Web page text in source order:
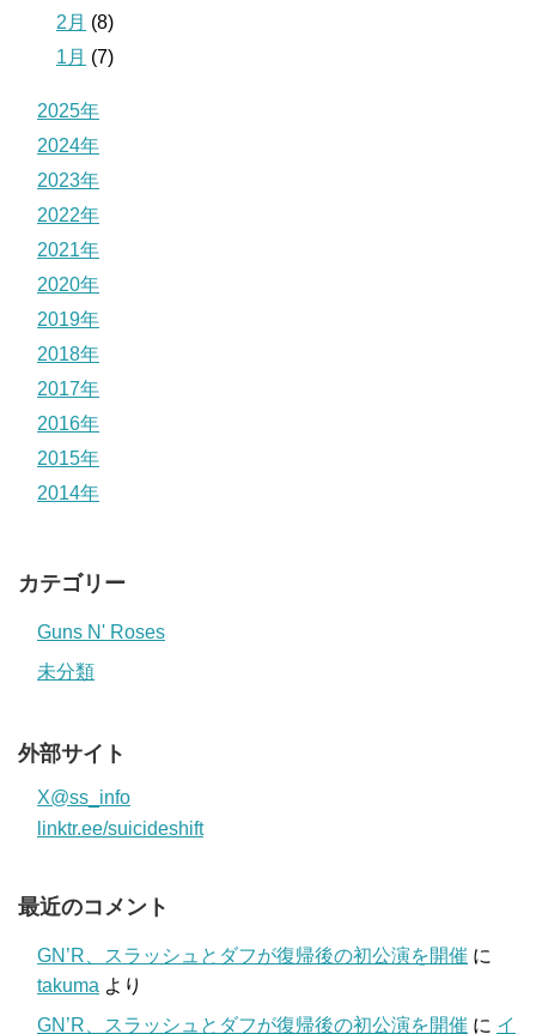
2月 (8)
1月 (7)
2025年
2024年
2023年
2022年
2021年
2020年
2019年
2018年
2017年
2016年
2015年
2014年
カテゴリー
Guns N' Roses
未分類
外部サイト
X@ss_info
linktr.ee/suicideshift
最近のコメント
GN’R、スラッシュとダフが復帰後の初公演を開催 に
takuma より
GN’R、スラッシュとダフが復帰後の初公演を開催 に イ